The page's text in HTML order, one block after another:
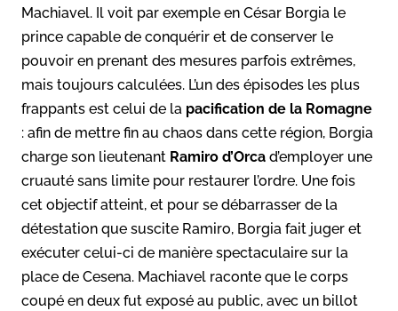
Machiavel. Il voit par exemple en César Borgia le
prince capable de conquérir et de conserver le
pouvoir en prenant des mesures parfois extrêmes,
mais toujours calculées. L’un des épisodes les plus
frappants est celui de la pacification de la Romagne
: afin de mettre fin au chaos dans cette région, Borgia
charge son lieutenant Ramiro d’Orca d’employer une
cruauté sans limite pour restaurer l’ordre. Une fois
cet objectif atteint, et pour se débarrasser de la
détestation que suscite Ramiro, Borgia fait juger et
exécuter celui-ci de manière spectaculaire sur la
place de Cesena. Machiavel raconte que le corps
coupé en deux fut exposé au public, avec un billot